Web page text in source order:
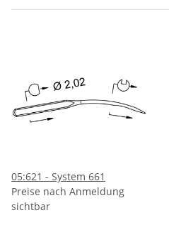
05:621 - System 661
Preise nach Anmeldung
sichtbar